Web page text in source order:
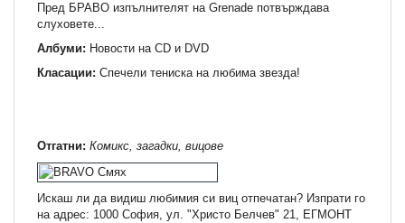
Пред БРАВО изпълнителят на Grenade потвърждава
слуховете...
Албуми: Новости на СD и DVD
Класации: Спечели тениска на любима звезда!
Отгатни: Комикс, загадки, вицове
Искаш ли да видиш любимия си виц отпечатан? Изпрати го
на адрес: 1000 София, ул. "Христо Белчев" 21, ЕГМОНТ